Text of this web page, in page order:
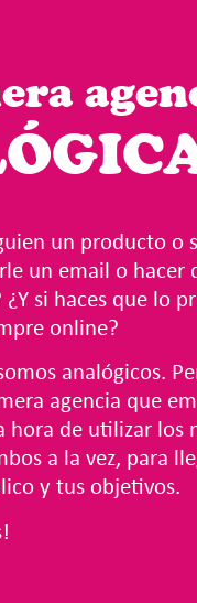
un producto o
un email o hacer
si haces que lo
online?
analógicos.
agencia que
hora de utilizar los
a la vez, para
y tus objetivos.